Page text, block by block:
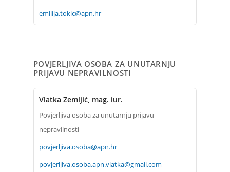
emilija.tokic@apn.hr
POVJERLJIVA OSOBA ZA UNUTARNJU
PRIJAVU NEPRAVILNOSTI
Vlatka Zemljić, mag. iur.
Povjerljiva osoba za unutarnju prijavu
nepravilnosti
povjerljiva.osoba@apn.hr
povjerljiva.osoba.apn.vlatka@gmail.com